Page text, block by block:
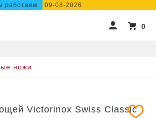
работаем 09-08-2026
0
ножи